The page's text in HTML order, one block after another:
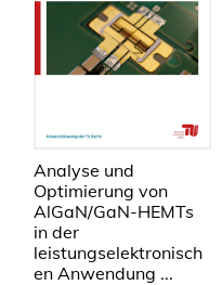
Analyse und
Optimierung von
AlGaN/GaN-HEMTs
in der
leistungselektronisch
en Anwendung ...